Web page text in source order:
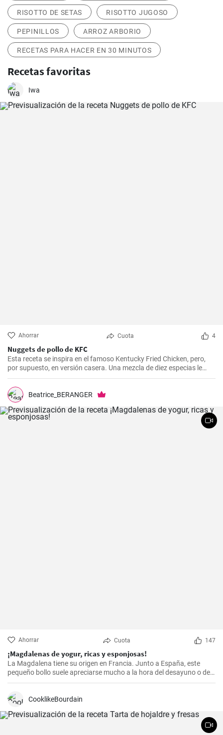
RISOTTO DE SETAS RISOTTO JUGOSO
PEPINILLOS ARROZ ARBORIO
RECETAS PARA HACER EN 30 MINUTOS
Recetas favoritas
Iwa
Ahorrar Cuota 4
Nuggets de pollo de KFC
Esta receta se inspira en el famoso Kentucky Fried Chicken, pero,
por supuesto, en versión casera. Una mezcla de diez especias le
añade el sabor original.
Beatrice_BERANGER
Ahorrar Cuota 147
¡Magdalenas de yogur, ricas y esponjosas!
La Magdalena tiene su origen en Francia. Junto a España, este
pequeño bollo suele apreciarse mucho a la hora del desayuno o de
la merienda. ¡Con la receta que os propongo hoy, vuestras
CooklikeBourdain